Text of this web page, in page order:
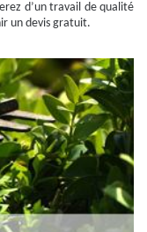
d’un travail de qualité
un devis gratuit.